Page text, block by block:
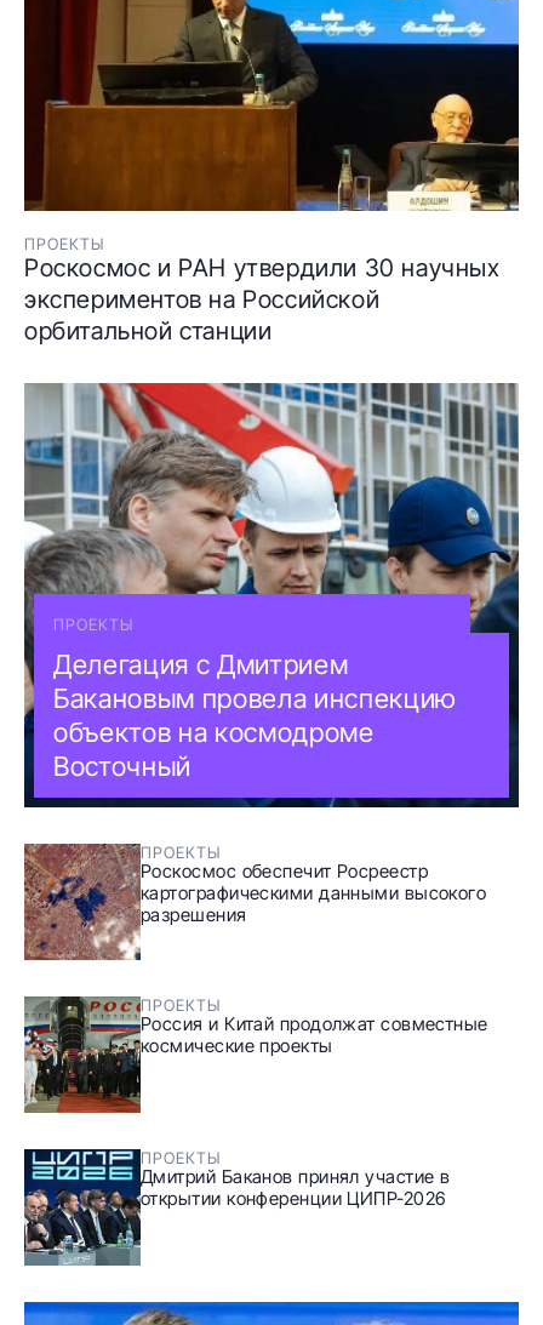
ПРОЕКТЫ
Роскосмос и РАН утвердили 30 научных
экспериментов на Российской
орбитальной станции
ПРОЕКТЫ
Делегация с Дмитрием
Бакановым провела инспекцию
объектов на космодроме
Восточный
ПРОЕКТЫ
Роскосмос обеспечит Росреестр
картографическими данными высокого
разрешения
ПРОЕКТЫ
Россия и Китай продолжат совместные
космические проекты
ПРОЕКТЫ
Дмитрий Баканов принял участие в
открытии конференции ЦИПР-2026